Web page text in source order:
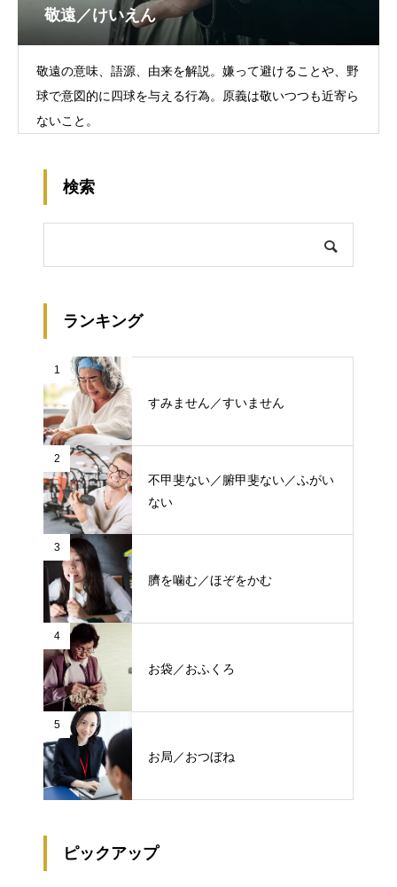
敬遠／けいえん
敬遠の意味、語源、由来を解説。嫌って避けることや、野
球で意図的に四球を与える行為。原義は敬いつつも近寄ら
ないこと。
検索
ランキング
1
すみません／すいません
2
不甲斐ない／腑甲斐ない／ふがい
ない
3
臍を噛む／ほぞをかむ
4
お袋／おふくろ
5
お局／おつぼね
ピックアップ